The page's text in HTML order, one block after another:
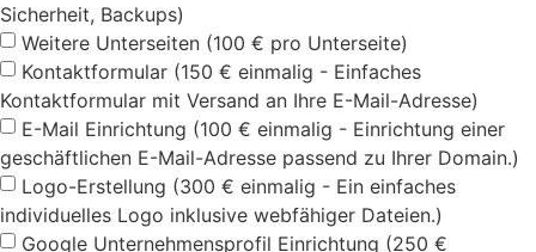
Sicherheit, Backups)
Weitere Unterseiten (100 € pro Unterseite)
Kontaktformular (150 € einmalig - Einfaches
Kontaktformular mit Versand an Ihre E-Mail-Adresse)
E-Mail Einrichtung (100 € einmalig - Einrichtung einer
geschäftlichen E-Mail-Adresse passend zu Ihrer Domain.)
Logo-Erstellung (300 € einmalig - Ein einfaches
individuelles Logo inklusive webfähiger Dateien.)
Google Unternehmensprofil Einrichtung (250 €